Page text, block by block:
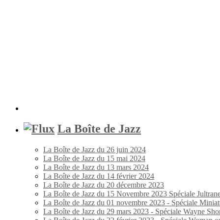
La Boîte de Jazz
La Boîte de Jazz du 26 juin 2024
La Boîte de Jazz du 15 mai 2024
La Boîte de Jazz du 13 mars 2024
La Boîte de Jazz du 14 février 2024
La Boîte de Jazz du 20 décembre 2023
La Boîte de Jazz du 15 Novembre 2023 Spéciale
La Boîte de Jazz du 01 novembre 2023 - Spéciale
La Boîte de Jazz du 29 mars 2023 - Spéciale Wayne